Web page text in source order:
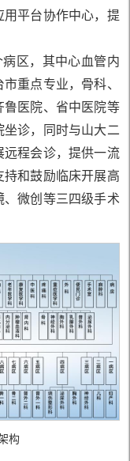
平台协作中心，提
区， 其中心血管内
重点专业，骨科、
鲁医院、 省中医院等
诊， 同时与山大二
远程会诊，提供一流
持和鼓励临床开展高
、微创 等三四级手术
构